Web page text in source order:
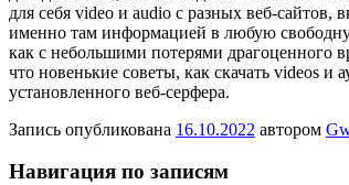
для себя video и audio с разных веб-
именно там информацией в любую
как с небольшими потерями драгоценного
что новенькие советы, как скачать videos и
установленного веб-серфера.
Запись опубликована 16.10.2022 автором
Навигация по записям